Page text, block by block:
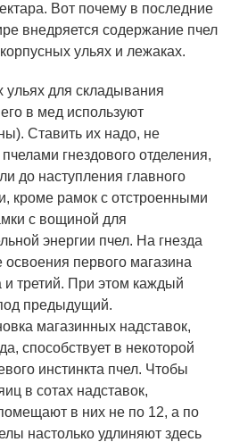
Вот почему в последние
внедряется содержание пчел
ульях и лежаках.
для складывания
в мед используют
Ставить их надо, не
гнездового отделения,
до наступления главного
кроме рамок с отстроенными
с вощиной для
энергии пчел. На гнезда
первого магазина
и третий. При этом каждый
предыдущий.
магазинных надставок,
способствует в некоторой
инстинкта пчел. Чтобы
в сотах надставок,
в них не по 12, а по
настолько удлиняют здесь